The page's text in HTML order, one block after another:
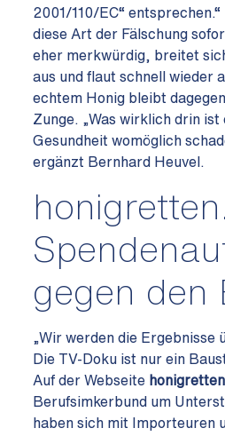
2001/110/EC“
diese Art der Fälschung
eher merkwürdig, breitet
aus und flaut schnell wieder
echtem Honig bleibt
Zunge. „Was wirklich drin ist
Gesundheit womöglich
ergänzt Bernhard Heuvel.
gegen den
„Wir werden die Ergebnisse
Die TV-Doku ist nur ein
Auf der Webseite
Berufsimkerbund um
haben sich mit Importeuren